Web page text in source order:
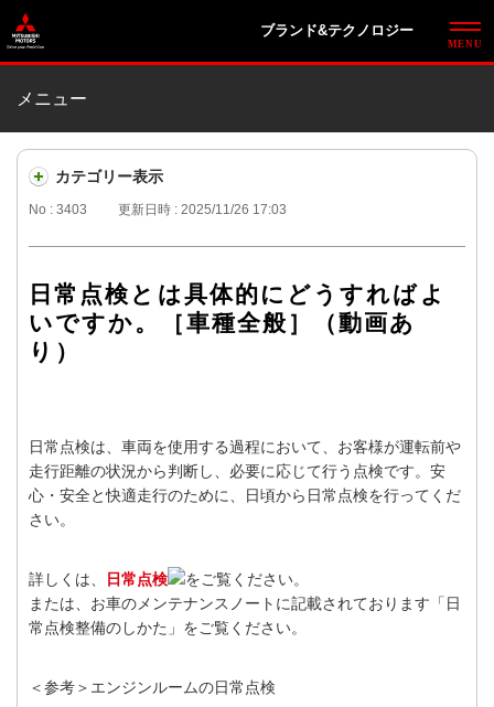
ブランド&テクノロジー
メニュー
カテゴリー表示
No : 3403 更新日時 : 2025/11/26 17:03
日常点検とは具体的にどうすればよ
いですか。［車種全般］（動画あ
り）
日常点検は、車両を使用する過程において、お客様が運転前や
走行距離の状況から判断し、必要に応じて行う点検です。安
心・安全と快適走行のために、日頃から日常点検を行ってくだ
さい。
詳しくは、 日常点検
をご覧ください。
または、お車のメンテナンスノートに記載されております「日
常点検整備のしかた」をご覧ください。
＜参考＞エンジンルームの日常点検